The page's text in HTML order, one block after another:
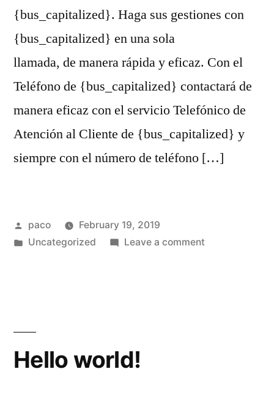
{bus_capitalized}. Haga sus gestiones con
{bus_capitalized} en una sola
llamada, de manera rápida y eficaz. Con el
Teléfono de {bus_capitalized} contactará de
manera eficaz con el servicio Telefónico de
Atención al Cliente de {bus_capitalized} y
siempre con el número de teléfono […]
Posted
by
paco
February 19, 2019
Posted
Uncategorized Leave a commenton
Hello world!